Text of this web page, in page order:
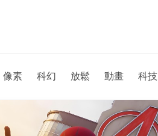
像素 科幻 放鬆 動畫 科技